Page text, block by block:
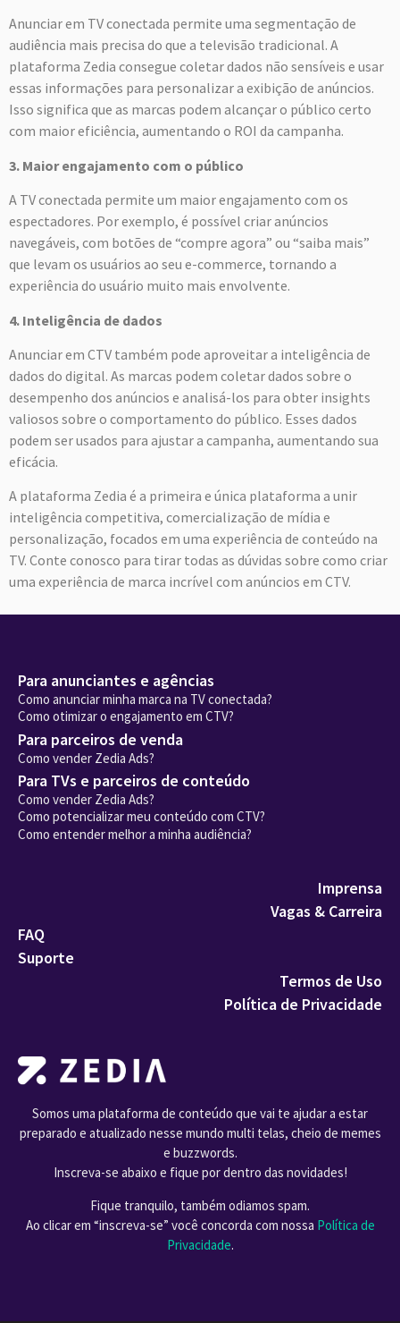
Anunciar em TV conectada permite uma segmentação de
audiência mais precisa do que a televisão tradicional. A
plataforma Zedia consegue coletar dados não sensíveis e usar
essas informações para personalizar a exibição de anúncios.
Isso significa que as marcas podem alcançar o público certo
com maior eficiência, aumentando o ROI da campanha.
3. Maior engajamento com o público
A TV conectada permite um maior engajamento com os
espectadores. Por exemplo, é possível criar anúncios
navegáveis, com botões de “compre agora” ou “saiba mais”
que levam os usuários ao seu e-commerce, tornando a
experiência do usuário muito mais envolvente.
4. Inteligência de dados
Anunciar em CTV também pode aproveitar a inteligência de
dados do digital. As marcas podem coletar dados sobre o
desempenho dos anúncios e analisá-los para obter insights
valiosos sobre o comportamento do público. Esses dados
podem ser usados para ajustar a campanha, aumentando sua
eficácia.
A plataforma Zedia é a primeira e única plataforma a unir
inteligência competitiva, comercialização de mídia e
personalização, focados em uma experiência de conteúdo na
TV. Conte conosco para tirar todas as dúvidas sobre como criar
uma experiência de marca incrível com anúncios em CTV.
Somos uma plataforma de conteúdo que vai te ajudar a estar
preparado e atualizado nesse mundo multi telas, cheio de memes
e buzzwords.
Inscreva-se abaixo e fique por dentro das novidades!
Fique tranquilo, também odiamos spam.
Ao clicar em “inscreva-se” você concorda com nossa Política de
Privacidade.
Para anunciantes e agências
Como anunciar minha marca na TV conectada?
Como otimizar o engajamento em CTV?
Para parceiros de venda
Como vender Zedia Ads?
Para TVs e parceiros de conteúdo
Como vender Zedia Ads?
Como potencializar meu conteúdo com CTV?
Como entender melhor a minha audiência?
Imprensa
Vagas & Carreira
FAQ
Suporte
Termos de Uso
Política de Privacidade